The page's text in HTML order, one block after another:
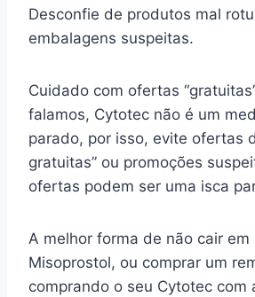
Desconfie de produtos mal
embalagens suspeitas.
Cuidado com ofertas
falamos, Cytotec não é um
parado, por isso, evite ofertas
gratuitas” ou promoções
ofertas podem ser uma isca
A melhor forma de não cair em
Misoprostol, ou comprar um
comprando o seu Cytotec com